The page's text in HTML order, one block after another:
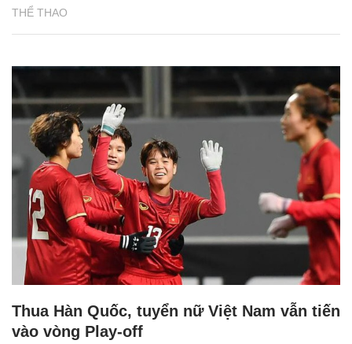
THỂ THAO
Thua Hàn Quốc, tuyển nữ Việt Nam vẫn tiến
vào vòng Play-off